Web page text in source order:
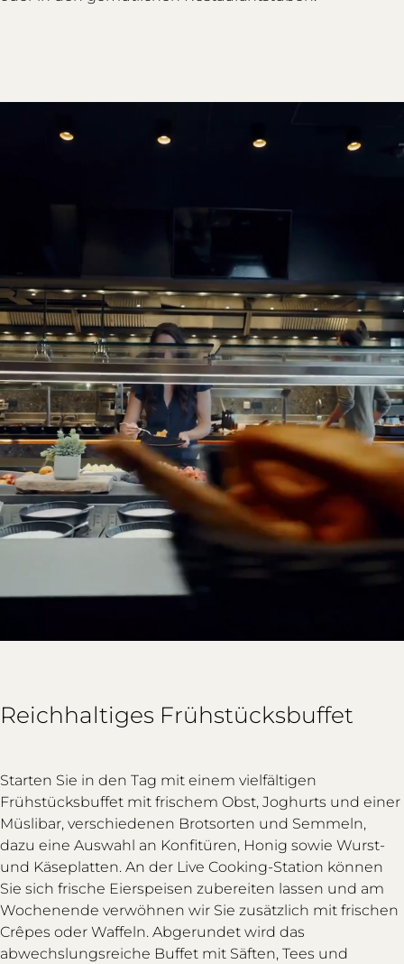
Reichhaltiges Frühstücksbuffet
Starten Sie in den Tag mit einem vielfältigen
Frühstücksbuffet mit frischem Obst, Joghurts und einer
Müslibar, verschiedenen Brotsorten und Semmeln,
dazu eine Auswahl an Konfitüren, Honig sowie Wurst-
und Käseplatten. An der Live Cooking-Station können
Sie sich frische Eierspeisen zubereiten lassen und am
Wochenende verwöhnen wir Sie zusätzlich mit frischen
Crêpes oder Waffeln. Abgerundet wird das
abwechslungsreiche Buffet mit Säften, Tees und